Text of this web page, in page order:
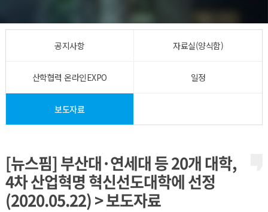
열기
공지사항 자료실(양식함)
산학협력 온라인EXPO 일정
보도자료
[뉴스핌] 부산대·연세대 등 20개 대학,
4차 산업혁명 혁신선도대학에 선정
(2020.05.22) > 보도자료